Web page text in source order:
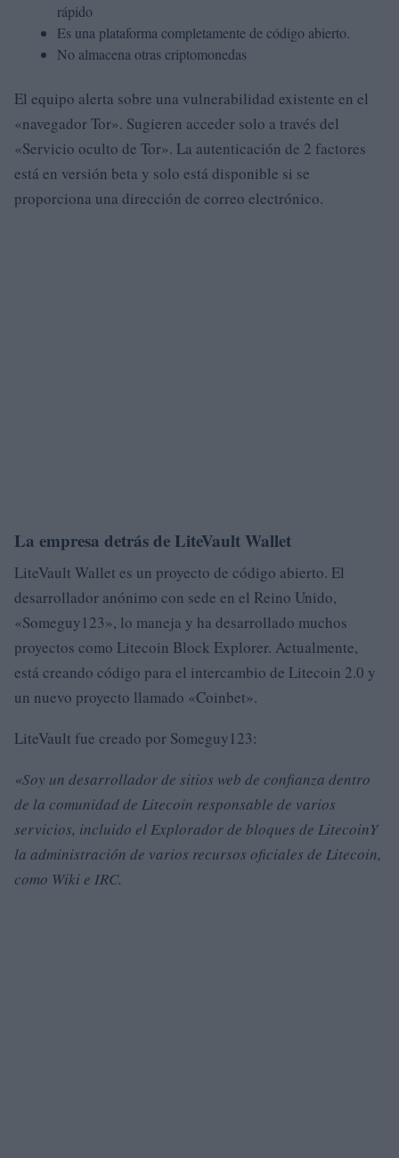
rápido
Es una plataforma completamente de código abierto.
No almacena otras criptomonedas
El equipo alerta sobre una vulnerabilidad existente en el
«navegador Tor». Sugieren acceder solo a través del
«Servicio oculto de Tor». La autenticación de 2 factores
está en versión beta y solo está disponible si se
proporciona una dirección de correo electrónico.
La empresa detrás de LiteVault Wallet
LiteVault Wallet es un proyecto de código abierto. El
desarrollador anónimo con sede en el Reino Unido,
«Someguy123», lo maneja y ha desarrollado muchos
proyectos como Litecoin Block Explorer. Actualmente,
está creando código para el intercambio de Litecoin 2.0 y
un nuevo proyecto llamado «Coinbet».
LiteVault fue creado por Someguy123:
«Soy un desarrollador de sitios web de confianza dentro
de la comunidad de Litecoin responsable de varios
servicios, incluido el Explorador de bloques de LitecoinY
la administración de varios recursos oficiales de Litecoin,
como Wiki e IRC.